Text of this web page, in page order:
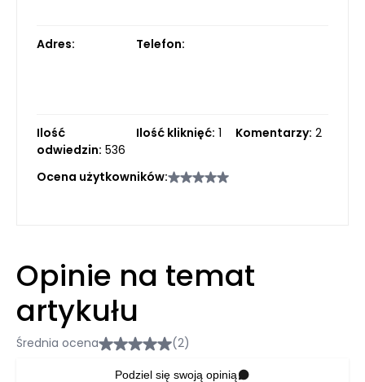
Adres: Telefon:
Ilość
odwiedzin: 536
Ilość kliknięć: 1 Komentarzy: 2
Ocena użytkowników:
Opinie na temat
artykułu
Średnia ocena (2)
Podziel się swoją opinią